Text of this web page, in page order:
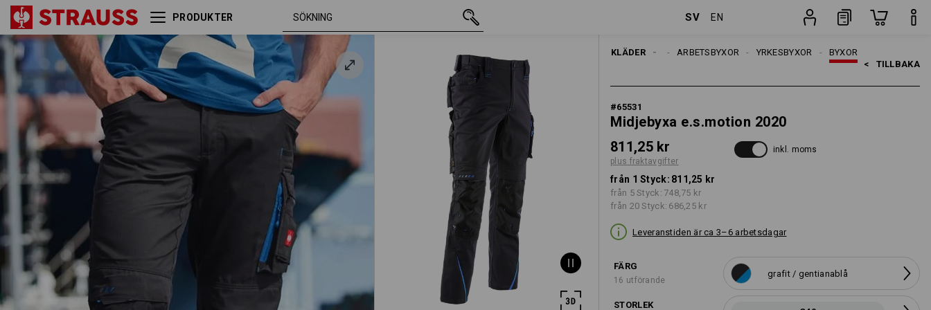
PRODUKTER SV EN
KLÄDER BYXOR
YRKESBYXOR
ARBETSBYXOR
HERRAR
< TILLBAKA
#65531
Midjebyxa e.s.motion 2020
811,25 kr
plus fraktavgifter
inkl. moms
från 1 Styck: 811,25 kr
från 5 Styck: 748,75 kr
från 20 Styck: 686,25 kr
Leveranstiden är ca 3–6 arbetsdagar
FÄRG
16 utförande
grafit / gentianablå
STORLEK
Midjebyxa e.s.motion
2020
gentianablå
C40